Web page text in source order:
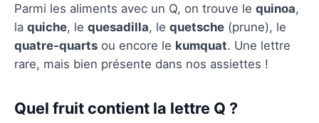
Parmi les aliments avec un Q, on trouve le quinoa,
la quiche, le quesadilla, le quetsche (prune), le
quatre-quarts ou encore le kumquat. Une lettre
rare, mais bien présente dans nos assiettes !
Quel fruit contient la lettre Q ?